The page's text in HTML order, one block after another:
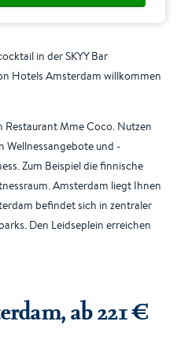
in der SKYY Bar
Hotels Amsterdam willkommen
Restaurant Mme Coco. Nutzen
Wellnessangebote und -
Zum Beispiel die finnische
Amsterdam liegt Ihnen
befindet sich in zentraler
Den Leidseplein erreichen
ab 221 €